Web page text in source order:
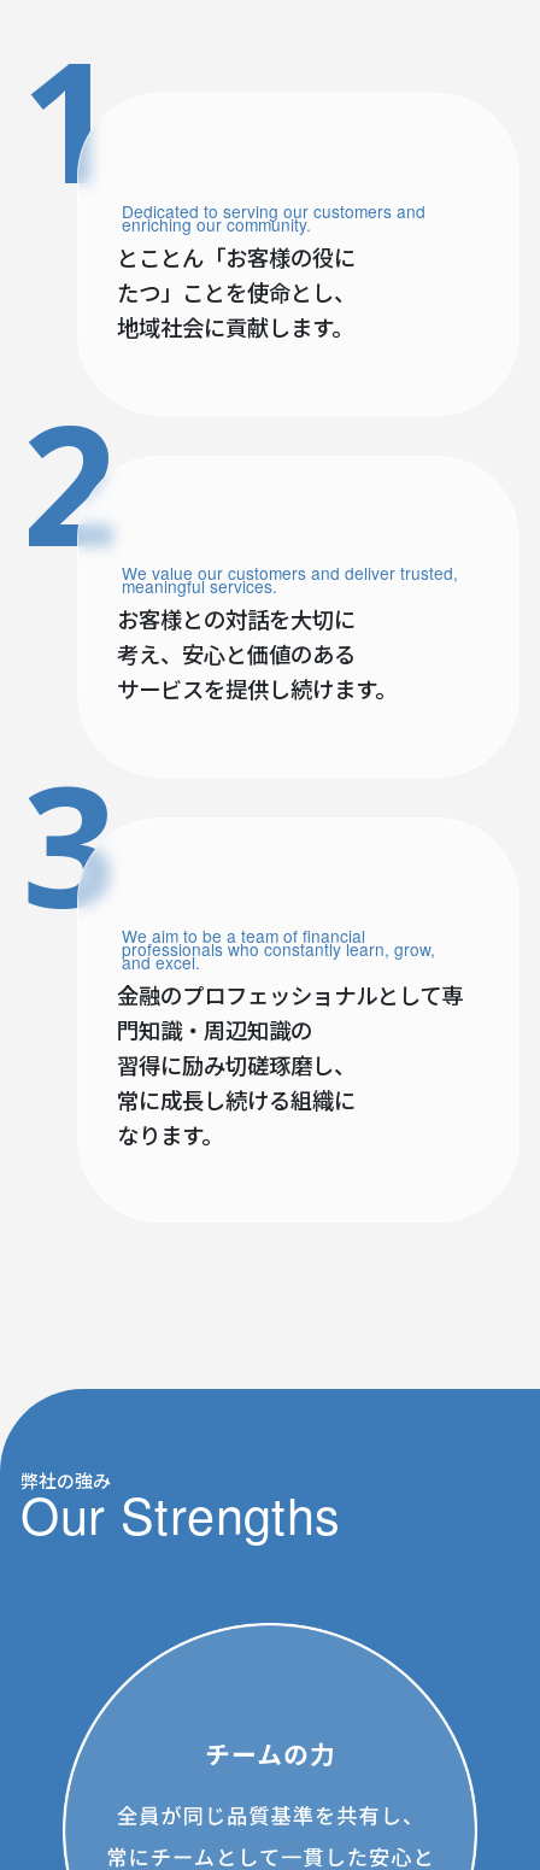
1 Dedicated to serving our customers and
enriching our community.
とことん「お客様の役に
たつ」ことを使命とし、
地域社会に貢献します。
2 We value our customers and deliver trusted,
meaningful services.
お客様との対話を大切に
考え、安心と価値のある
サービスを提供し続けます。
3 We aim to be a team of financial
professionals who constantly learn, grow,
and excel.
金融のプロフェッショナルとして専
門知識・周辺知識の
習得に励み切磋琢磨し、
常に成長し続ける組織に
なります。
弊社の強み
Our Strengths